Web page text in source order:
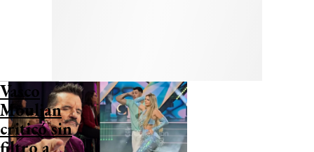
Vasco
Moulian
criticó sin
filtro a